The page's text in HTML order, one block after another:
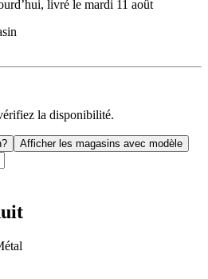
livré le mardi 11 août
la disponibilité.
Afficher les magasins avec modèle